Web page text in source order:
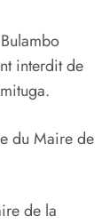
interdit de
du Maire de
de la